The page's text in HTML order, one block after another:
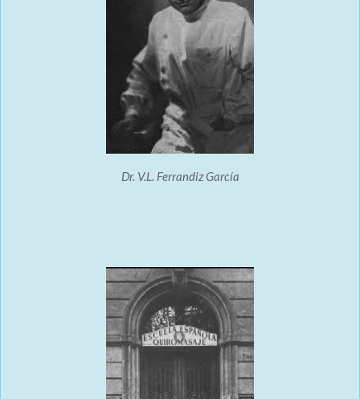
Dr. V.L. Ferrandiz García